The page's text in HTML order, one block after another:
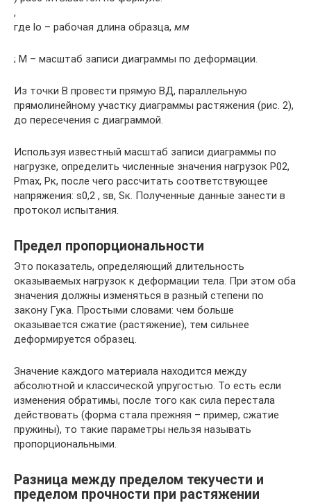
,
где lо – рабочая длина образца, мм
; М – масштаб записи диаграммы по деформации.
Из точки В провести прямую ВД, параллельную
прямолинейному участку диаграммы растяжения (рис. 2),
до пересечения с диаграммой.
Используя известный масштаб записи диаграммы по
нагрузке, определить численные значения нагрузок Р02,
Рmах, Рк, после чего рассчитать соответствующее
напряжения: s0,2 , sв, Sк. Полученные данные занести в
протокол испытания.
Предел пропорциональности
Это показатель, определяющий длительность
оказываемых нагрузок к деформации тела. При этом оба
значения должны изменяться в разный степени по
закону Гука. Простыми словами: чем больше
оказывается сжатие (растяжение), тем сильнее
деформируется образец.
Значение каждого материала находится между
абсолютной и классической упругостью. То есть если
изменения обратимы, после того как сила перестала
действовать (форма стала прежняя – пример, сжатие
пружины), то такие параметры нельзя называть
пропорциональными.
Разница между пределом текучести и
пределом прочности при растяжении